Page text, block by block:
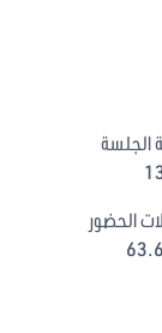
الجلسة
الحضور